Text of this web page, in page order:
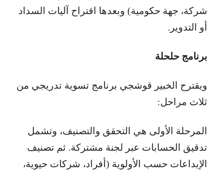
شركة، جهة حكومية) وبعدها اقتراح آليات السداد
أو التدوير.
برنامج حلحلة
ويقترح الخبير قوشجي برنامج تسوية تدريجي من
ثلاث مراحل:
المرحلة الأولى هي التحقق والتصنيف، وتشمل
تدقيق الحسابات عبر لجنة مشتركة. ثم تصنيف
الإيداعات حسب الأولوية (أفراد، شركات حيوية،